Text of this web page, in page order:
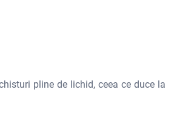
pline de lichid, ceea ce duce la